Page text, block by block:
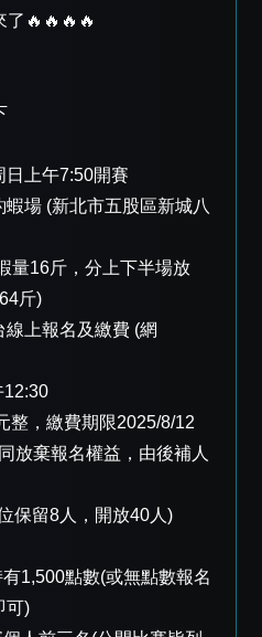
了🔥🔥🔥🔥
日上午7:50開賽
場 (新北市五股區新城八
量16斤，分上下半場放
斤)
上報名及繳費 (網
12:30
整，繳費期限2025/8/12
放棄報名權益，由後補人
保留8人，開放40人)
1,500點數(或無點數報名
可)